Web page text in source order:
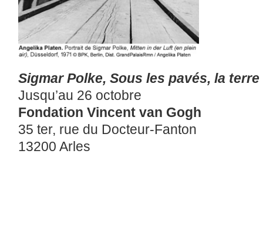
Sigmar Polke, Sous les pavés, la terre
Jusqu’au 26 octobre
Fondation Vincent van Gogh
35 ter, rue du Docteur-Fanton
13200 Arles